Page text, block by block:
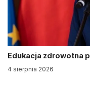
Edukacja zdrowotna
4 sierpnia 2026